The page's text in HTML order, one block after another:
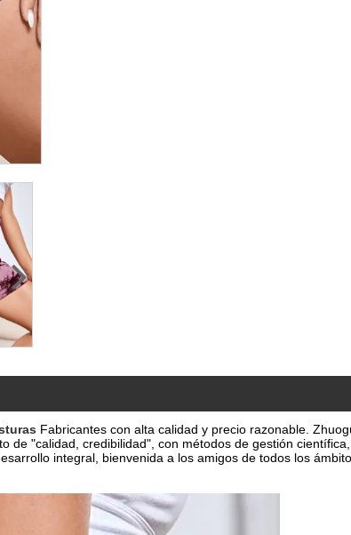
Fabricantes con alta calidad y precio razonable.
de "calidad, credibilidad", con métodos de gestión
integral, bienvenida a los amigos de todos los